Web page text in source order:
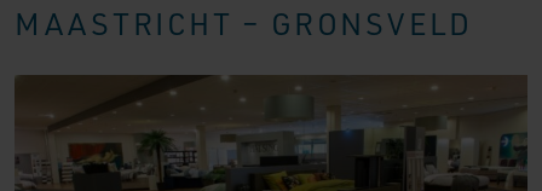
MAASTRICHT – GRONSVELD